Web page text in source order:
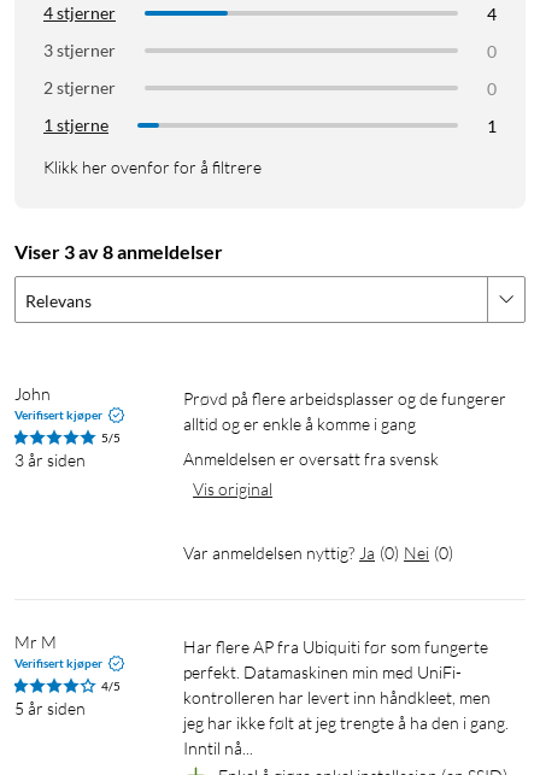
4 stjerner
4
3 stjerner
0
2 stjerner
0
1 stjerne
1
Klikk her ovenfor for å filtrere
Viser 3 av 8 anmeldelser
Relevans
John
Verifisert kjøper
5/5
3 år siden
Prøvd på flere arbeidsplasser og de fungerer
alltid og er enkle å komme i gang
Anmeldelsen er oversatt fra svensk
Vis original
Var anmeldelsen nyttig? Ja (0) Nei (0)
Mr M
Verifisert kjøper
4/5
5 år siden
Har flere AP fra Ubiquiti før som fungerte
perfekt. Datamaskinen min med UniFi-
kontrolleren har levert inn håndkleet, men
jeg har ikke følt at jeg trengte å ha den i gang.
Inntil nå...